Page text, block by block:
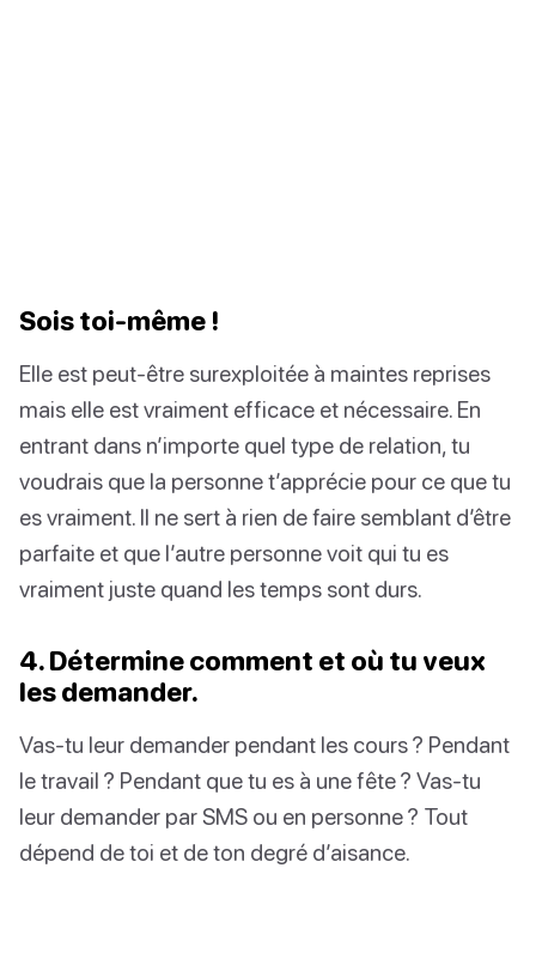
Sois toi-même !
Elle est peut-être surexploitée à maintes reprises
mais elle est vraiment efficace et nécessaire. En
entrant dans n’importe quel type de relation, tu
voudrais que la personne t’apprécie pour ce que tu
es vraiment. Il ne sert à rien de faire semblant d’être
parfaite et que l’autre personne voit qui tu es
vraiment juste quand les temps sont durs.
4. Détermine comment et où tu veux
les demander.
Vas-tu leur demander pendant les cours ? Pendant
le travail ? Pendant que tu es à une fête ? Vas-tu
leur demander par SMS ou en personne ? Tout
dépend de toi et de ton degré d’aisance.